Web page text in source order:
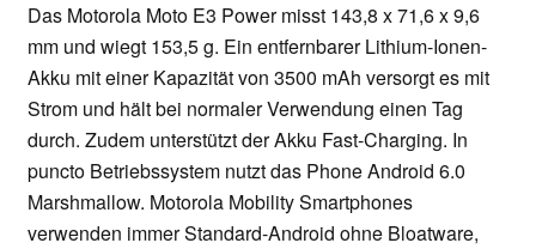
Das Motorola Moto E3 Power misst 143,8 x 71,6 x 9,6
mm und wiegt 153,5 g. Ein entfernbarer Lithium-Ionen-
Akku mit einer Kapazität von 3500 mAh versorgt es mit
Strom und hält bei normaler Verwendung einen Tag
durch. Zudem unterstützt der Akku Fast-Charging. In
puncto Betriebssystem nutzt das Phone Android 6.0
Marshmallow. Motorola Mobility Smartphones
verwenden immer Standard-Android ohne Bloatware,